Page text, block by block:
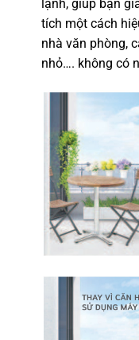
lạnh, giúp bạn
tích một cách
nhà văn phòng,
nhỏ…. không có